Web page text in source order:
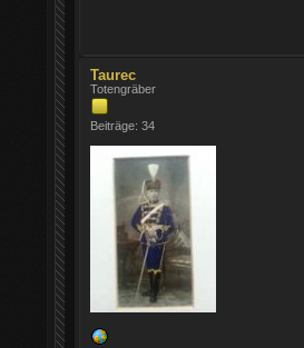
Taurec
Totengräber
Beiträge: 34